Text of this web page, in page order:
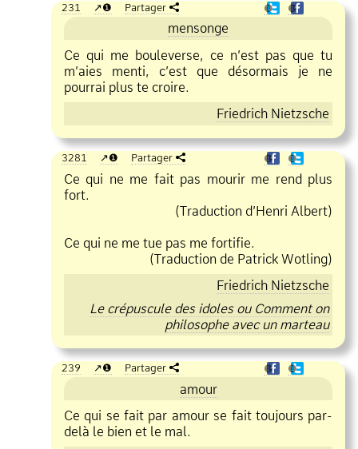
231 ❶ Partager ❶ ❶
mensonge
Ce qui me bouleverse, ce n’est pas que tu
m’aies menti, c’est que désormais je ne
pourrai plus te croire.
Friedrich Nietzsche
3281 ❶ Partager ❶ ❶
Ce qui ne me fait pas mourir me rend plus
fort.
(Traduction d’Henri Albert)
Ce qui ne me tue pas me fortifie.
(Traduction de Patrick Wotling)
Friedrich Nietzsche
Le crépuscule des idoles ou Comment on
philosophe avec un marteau
239 ❶ Partager ❶ ❶
amour
Ce qui se fait par amour se fait toujours par
delà le bien et le mal.